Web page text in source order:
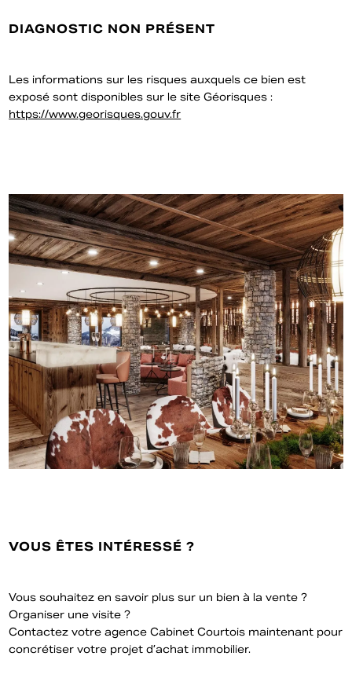
DIAGNOSTIC NON PRÉSENT
Les informations sur les risques auxquels ce bien est
exposé sont disponibles sur le site Géorisques :
https://www.georisques.gouv.fr
VOUS ÊTES INTÉRESSÉ ?
Vous souhaitez en savoir plus sur un bien à la vente ?
Organiser une visite ?
Contactez votre agence Cabinet Courtois maintenant pour
concrétiser votre projet d’achat immobilier.